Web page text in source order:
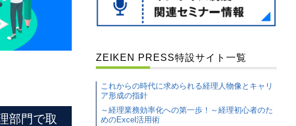
部門で取
ZEIKEN PRESS特設サイト一覧
これからの時代に求められる経理人物像とキャリ
ア形成の指針
～経理業務効率化への第一歩！～経理初心者のた
めのExcel活用術